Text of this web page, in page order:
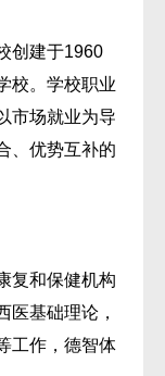
创建于1960
校。学校职业
市场就业为导
、优势互补的
复和保健机构
医基础理论，
工作，德智体